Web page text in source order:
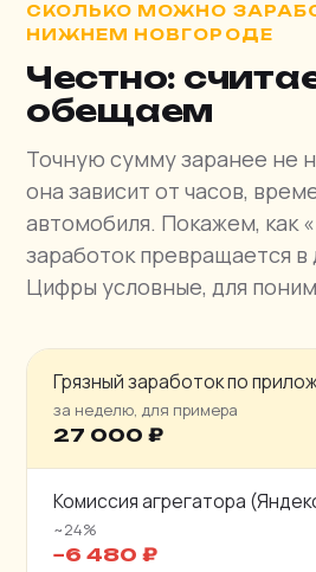
СКОЛЬКО МОЖНО
НИЖНЕМ НОВГОРОДЕ
Честно:
обещаем
Точную сумму заранее не
она зависит от часов,
автомобиля. Покажем, как
заработок превращается в
Цифры условные, для
Грязный заработок по
за неделю, для примера
27 000 ₽
Комиссия агрегатора
~24%
−6 480 ₽